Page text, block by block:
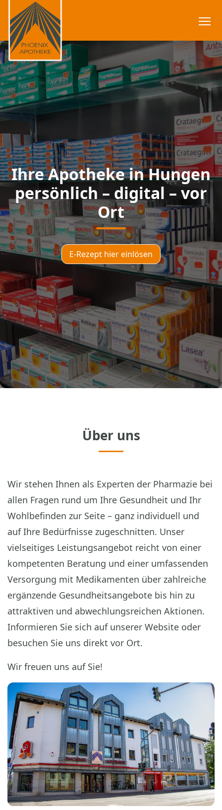
Ihre Apotheke in Hungen
persönlich – digital – vor
Ort
E-Rezept hier einlösen
Über uns
Wir stehen Ihnen als Experten der Pharmazie bei
allen Fragen rund um Ihre Gesundheit und Ihr
Wohlbefinden zur Seite – ganz individuell und
auf Ihre Bedürfnisse zugeschnitten. Unser
vielseitiges Leistungsangebot reicht von einer
kompetenten Beratung und einer umfassenden
Versorgung mit Medikamenten über zahlreiche
ergänzende Gesundheitsangebote bis hin zu
attraktiven und abwechlungsreichen Aktionen.
Informieren Sie sich auf unserer Website oder
besuchen Sie uns direkt vor Ort.
Wir freuen uns auf Sie!